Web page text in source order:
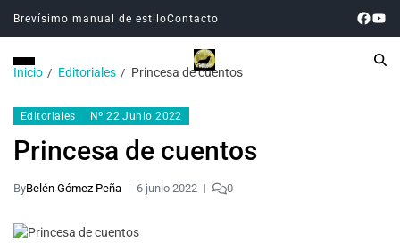
Brevísimo manual de estiloContacto
Inicio Editoriales Princesa de cuentos
Editoriales Nº 22 Junio 2022
Princesa de cuentos
ByBelén Gómez Peña 6 junio 2022 0